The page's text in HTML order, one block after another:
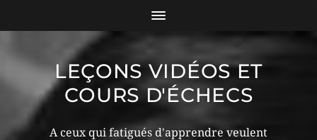
LEÇONS VIDÉOS ET
COURS D'ÉCHECS
A ceux qui fatigués d'apprendre veulent